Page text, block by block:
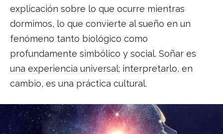
explicación sobre lo que ocurre mientras
dormimos, lo que convierte al sueño en un
fenómeno tanto biológico como
profundamente simbólico y social. Soñar es
una experiencia universal; interpretarlo, en
cambio, es una práctica cultural.